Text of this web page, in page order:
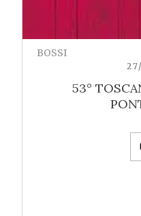
BOSSI
53°